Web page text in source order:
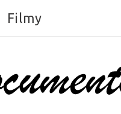
Filmy